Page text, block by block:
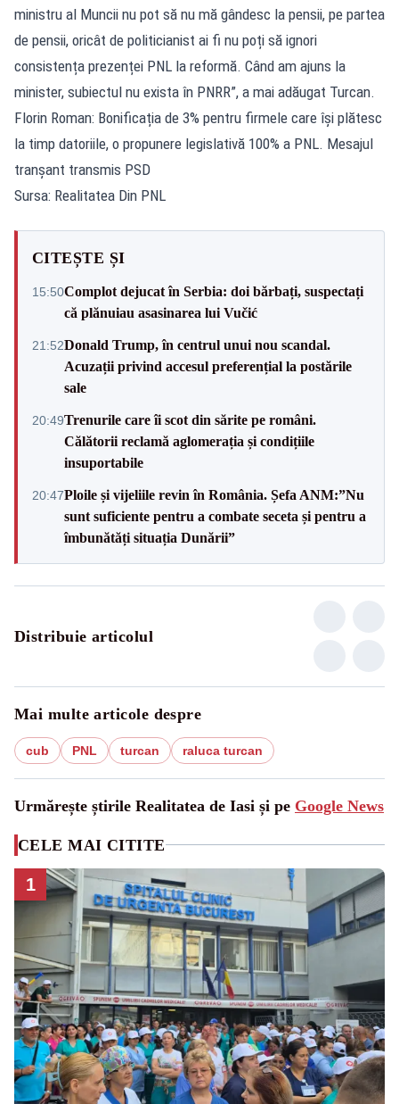
ministru al Muncii nu pot să nu mă gândesc la pensii, pe partea
de pensii, oricât de politicianist ai fi nu poți să ignori
consistența prezenței PNL la reformă. Când am ajuns la
minister, subiectul nu exista în PNRR”, a mai adăugat Turcan.
Florin Roman: Bonificația de 3% pentru firmele care își plătesc
la timp datoriile, o propunere legislativă 100% a PNL. Mesajul
tranșant transmis PSD
Sursa: Realitatea Din PNL
CITEȘTE ȘI
15:50Complot dejucat în Serbia: doi bărbați, suspectați
că plănuiau asasinarea lui Vučić
21:52Donald Trump, în centrul unui nou scandal.
Acuzații privind accesul preferențial la postările
sale
20:49Trenurile care îi scot din sărite pe români.
Călătorii reclamă aglomerația și condițiile
insuportabile
20:47Ploile și vijeliile revin în România. Șefa ANM:”Nu
sunt suficiente pentru a combate seceta și pentru a
îmbunătăți situația Dunării”
Distribuie articolul
Mai multe articole despre
cub PNL turcan raluca turcan
Urmărește știrile Realitatea de Iasi și pe Google News
CELE MAI CITITE
1